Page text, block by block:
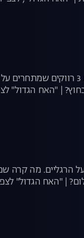
משימת האפליקציות ממשיכה לשגע את הבית! ענבל
| "האח הגדול"
מה קרה
| "האח הגדול"